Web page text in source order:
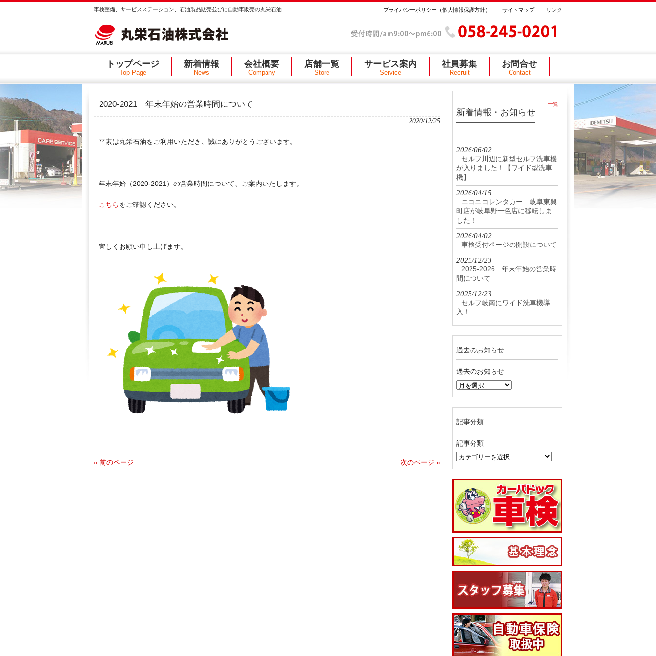
車検整備、サービスステーション、石油製品販売並びに自動車販売の丸栄石油 プライバシーポリシー（個人情報保護方針） サイトマップ リンク
トップページ
Top Page
新着情報
News
会社概要
Company
店舗一覧
Store
サービス案内
Service
社員募集
Recruit
お問合せ
Contact
2020-2021 年末年始の営業時間について
2020/12/25
平素は丸栄石油をご利用いただき、誠にありがとうございます。
年末年始（2020-2021）の営業時間について、ご案内いたします。
こちらをご確認ください。
宜しくお願い申し上げます。
« 前のページ 次のページ »
新着情報・お知らせ
一覧
2026/06/02
セルフ川辺に新型セルフ洗車機
が入りました！【ワイド型洗車
機】
2026/04/15
ニコニコレンタカー 岐阜東興
町店が岐阜野一色店に移転しま
した！
2026/04/02
車検受付ページの開設について
2025/12/23
2025-2026 年末年始の営業時
間について
2025/12/23
セルフ岐南にワイド洗車機導
入！
過去のお知らせ
過去のお知らせ
記事分類
記事分類